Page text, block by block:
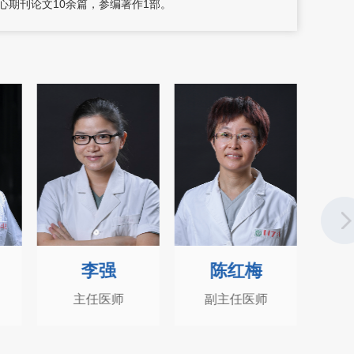
刊论文10余篇，参编著作1部。
李强
主任医师
陈红梅
副主任医师